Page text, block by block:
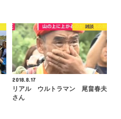
雑談
2018.8.17
リアル ウルトラマン 尾畠春夫
さん